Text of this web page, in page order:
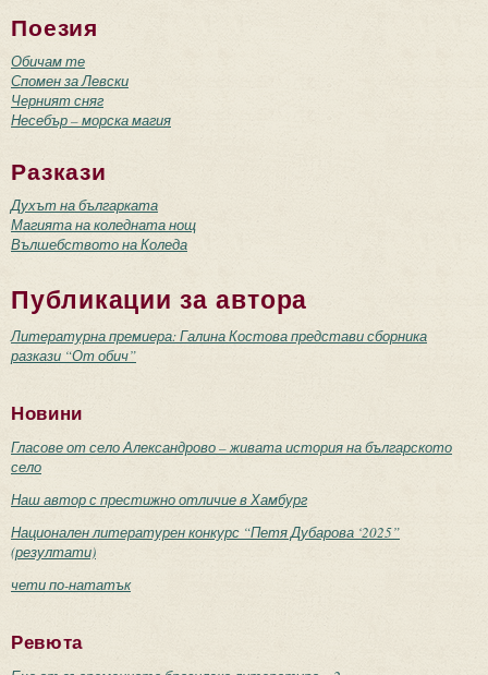
Поезия
Обичам те
Спомен за Левски
Черният сняг
Несебър – морска магия
Разкази
Духът на българката
Магията на коледната нощ
Вълшебството на Коледа
Публикации за автора
Литературна премиера: Галина Костова представи сборника
разкази “От обич”
Новини
Гласове от село Александрово – живата история на българското
село
Наш автор с престижно отличие в Хамбург
Национален литературен конкурс “Петя Дубарова ‘2025”
(резултати)
чети по-нататък
Ревюта